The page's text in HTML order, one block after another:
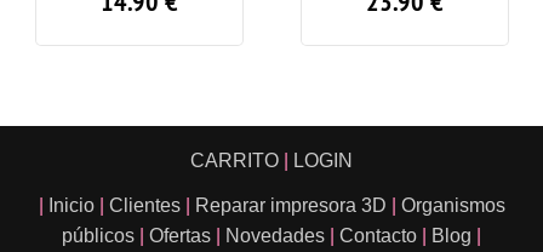
CARRITO LOGIN
Inicio Clientes Reparar impresora 3D
Organismos
públicos
Ofertas Novedades Contacto Blog